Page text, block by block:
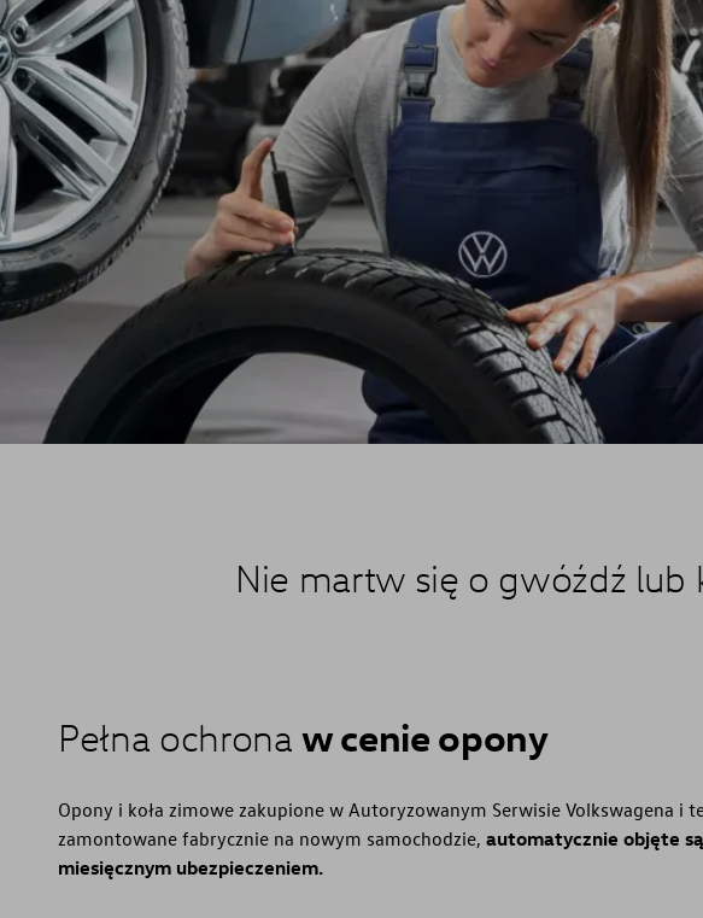
Likwidacja szkody komunikacyjnej
Mapa i kontakt
Nie martw się o gwóźdź lub
Pełna ochronaw cenie opony
Opony i koła zimowe zakupione w Autoryzowanym Serwisie Volkswagena i
zamontowane fabrycznie na nowym samochodzie, automatycznie objęte
miesięcznym ubezpieczeniem.